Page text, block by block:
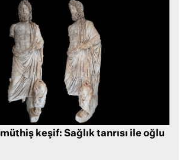
keşif: Sağlık tanrısı ile oğlu